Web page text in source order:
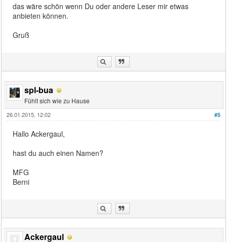
das wäre schön wenn Du oder andere Leser mir etwas
anbieten können.
Gruß
spl-bua
Fühlt sich wie zu Hause
#5
26.01.2015, 12:02
Hallo Ackergaul,
hast du auch einen Namen?
MFG
Berni
Ackergaul